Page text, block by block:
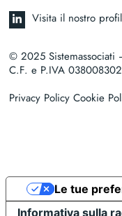
Visita il nostro
© 2025 Sistemassociati
C.F. e P.IVA
Privacy Policy Cookie
Informativa sulla
Le tue